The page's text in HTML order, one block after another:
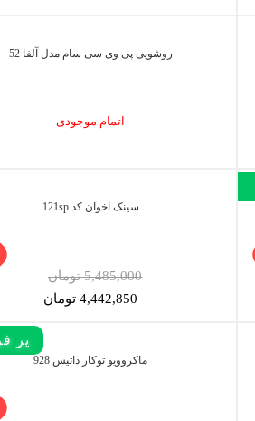
روشویی پی وی سی سام مدل آلفا 52
اتمام موجودی
سینک اخوان کد 121sp
5,485,000 تومان
4,442,850 تومان
ماکروویو توکار داتیس 928
پر